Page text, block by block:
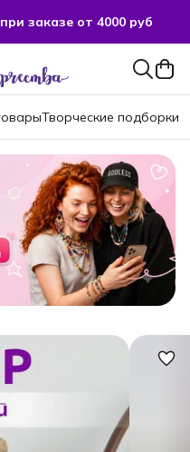
заказе от 4000 руб
Творческие подборки